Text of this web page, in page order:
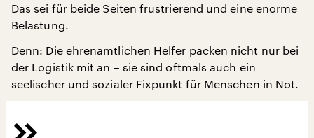
Das sei für beide Seiten frustrierend und eine enorme
Belastung.
Denn: Die ehrenamtlichen Helfer packen nicht nur bei
der Logistik mit an – sie sind oftmals auch ein
seelischer und sozialer Fixpunkt für Menschen in Not.